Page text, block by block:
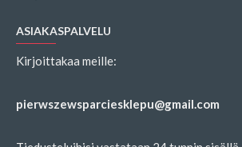
ASIAKASPALVELU
Kirjoittakaa meille:
pierwszewsparciesklepu@gmail.com